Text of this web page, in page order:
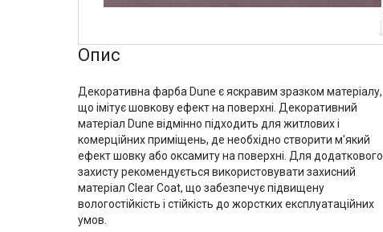
Опис
Декоративна фарба Dune є яскравим зразком матеріалу,
що імітує шовкову ефект на поверхні. Декоративний
матеріал Dune відмінно підходить для житлових і
комерційних приміщень, де необхідно створити м'який
ефект шовку або оксамиту на поверхні. Для додаткового
захисту рекомендується використовувати захисний
матеріал Clear Coat, що забезпечує підвищену
вологостійкість і стійкість до жорстких експлуатаційних
умов.